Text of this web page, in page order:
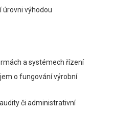
úrovni výhodou
a systémech řízení
o fungování výrobní
či administrativní